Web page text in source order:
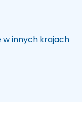
w innych krajach